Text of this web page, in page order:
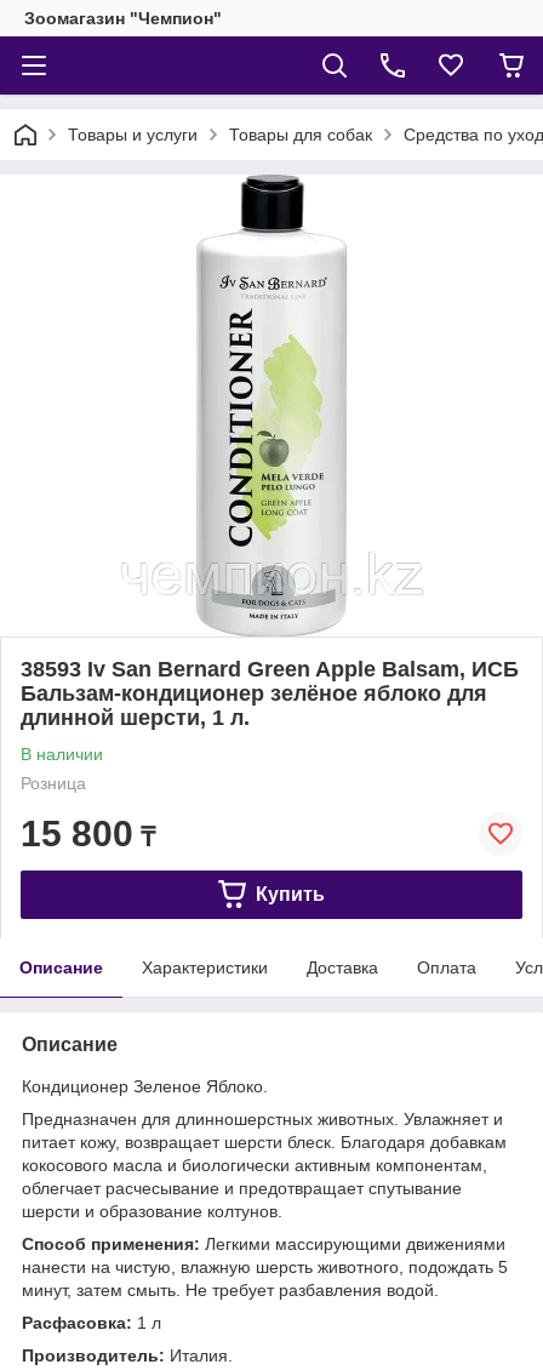
Зоомагазин "Чемпион"
Товары и услуги Товары для собак Средства по
38593 Iv San Bernard Green Apple Balsam, ИСБ
Бальзам-кондиционер зелёное яблоко для
длинной шерсти, 1 л.
В наличии
Розница
15 800 ₸
Купить
Описание Характеристики Доставка Оплата
Описание
Кондиционер Зеленое Яблоко.
Предназначен для длинношерстных животных. Увлажняет и
питает кожу, возвращает шерсти блеск. Благодаря добавкам
кокосового масла и биологически активным компонентам,
облегчает расчесывание и предотвращает спутывание
шерсти и образование колтунов.
Способ применения: Легкими массирующими движениями
нанести на чистую, влажную шерсть животного, подождать 5
минут, затем смыть. Не требует разбавления водой.
Расфасовка: 1 л
Производитель: Италия.